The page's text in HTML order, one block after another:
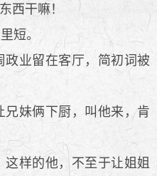
西干嘛！
短。
业留在客厅，简初词被
妹俩下厨，叫他来，肯
样的他，不至于让姐姐